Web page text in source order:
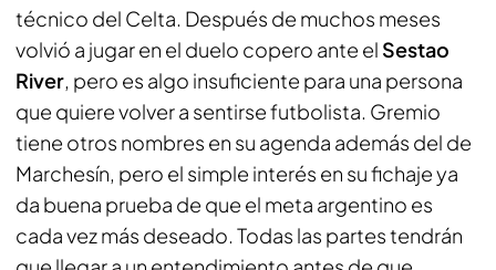
técnico del Celta. Después de muchos meses
volvió a jugar en el duelo copero ante el Sestao
River, pero es algo insuficiente para una persona
que quiere volver a sentirse futbolista. Gremio
tiene otros nombres en su agenda además del de
Marchesín, pero el simple interés en su fichaje ya
da buena prueba de que el meta argentino es
cada vez más deseado. Todas las partes tendrán